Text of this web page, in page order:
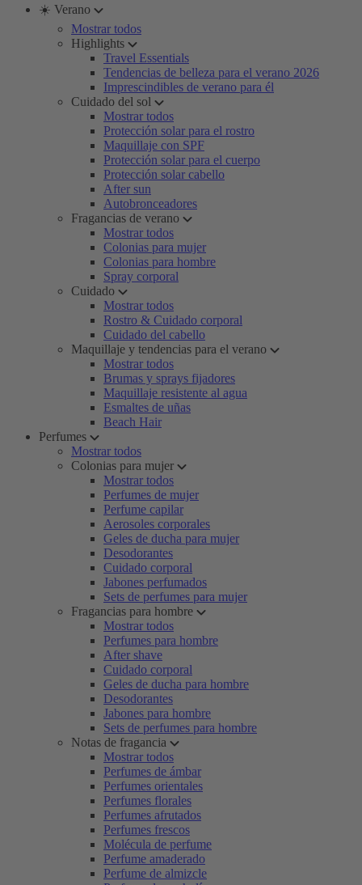
☀️ Verano
Mostrar todos
Highlights
Travel Essentials
Tendencias de belleza para el verano 2026
Imprescindibles de verano para él
Cuidado del sol
Mostrar todos
Protección solar para el rostro
Maquillaje con SPF
Protección solar para el cuerpo
Protección solar cabello
After sun
Autobronceadores
Fragancias de verano
Mostrar todos
Colonias para mujer
Colonias para hombre
Spray corporal
Cuidado
Mostrar todos
Rostro & Cuidado corporal
Cuidado del cabello
Maquillaje y tendencias para el verano
Mostrar todos
Brumas y sprays fijadores
Maquillaje resistente al agua
Esmaltes de uñas
Beach Hair
Perfumes
Mostrar todos
Colonias para mujer
Mostrar todos
Perfumes de mujer
Perfume capilar
Aerosoles corporales
Geles de ducha para mujer
Desodorantes
Cuidado corporal
Jabones perfumados
Sets de perfumes para mujer
Fragancias para hombre
Mostrar todos
Perfumes para hombre
After shave
Cuidado corporal
Geles de ducha para hombre
Desodorantes
Jabones para hombre
Sets de perfumes para hombre
Notas de fragancia
Mostrar todos
Perfumes de ámbar
Perfumes orientales
Perfumes florales
Perfumes afrutados
Perfumes frescos
Molécula de perfume
Perfume amaderado
Perfume de almizcle